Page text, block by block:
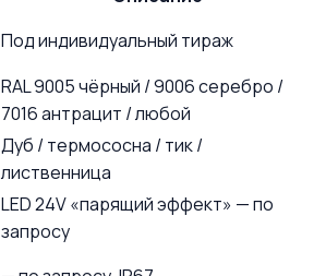
Под индивидуальный тираж
RAL 9005 чёрный / 9006 серебро /
7016 антрацит / любой
Дуб / термососна / тик /
лиственница
LED 24V «парящий эффект» — по
запросу